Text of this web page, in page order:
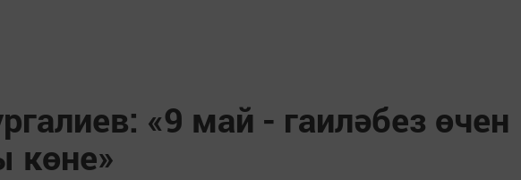
«9 май - гаиләбез өчен
көне»